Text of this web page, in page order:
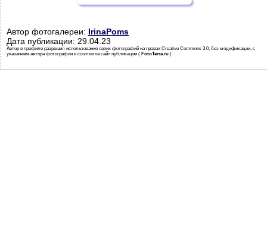
Автор фотогалереи: IrinaPoms
Дата публикации: 29.04.23
Автор в профиле разрешил использование своих фотографий на правах Creative Commons 3.0, без модификации, с
указанием автора фотографии и ссылки на сайт публикации ( FotoTerra.ru )